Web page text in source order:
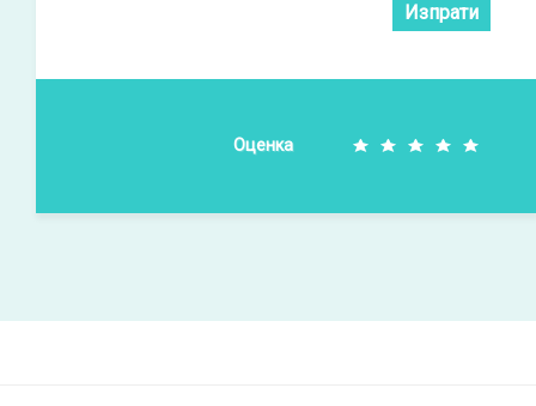
Изпрати
Оценка